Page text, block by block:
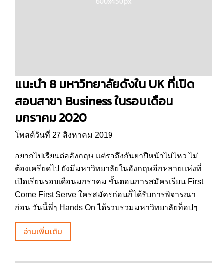
แนะนำ 8 มหาวิทยาลัยดังใน UK ที่เปิด
สอนสาขา Business ในรอบเดือน
มกราคม 2020
โพสต์วันที่ 27 สิงหาคม 2019
อยากไปเรียนต่ออังกฤษ แต่รอถึงกันยาปีหน้าไม่ไหว ไม่
ต้องเครียดไป ยังมีมหาวิทยาลัยในอังกฤษอีกหลายแห่งที่
เปิดเรียนรอบเดือนมกราคม ขั้นตอนการสมัครเรียน First
Come First Serve ใครสมัครก่อนก็ได้รับการพิจารณา
ก่อน วันนี้พี่ๆ Hands On ได้รวบรวมมหาวิทยาลัยท็อปๆ
อ่านเพิ่มเติม